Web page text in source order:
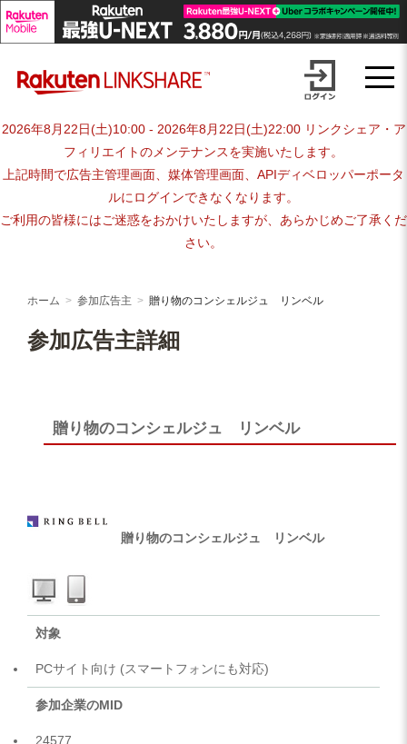
advertiser-html
2026年8月22日(土)10:00 - 2026年8月22日(土)22:00 リンクシェア・ア
フィリエイトのメンテナンスを実施いたします。
上記時間で広告主管理画面、媒体管理画面、APIディベロッパーポータ
ルにログインできなくなります。
ご利用の皆様にはご迷惑をおかけいたしますが、あらかじめご了承くだ
さい。
ホーム 参加広告主 贈り物のコンシェルジュ リンベル
参加広告主詳細
贈り物のコンシェルジュ リンベル
贈り物のコンシェルジュ リンベル
対象
PCサイト向け (スマートフォンにも対応)
参加企業のMID
24577